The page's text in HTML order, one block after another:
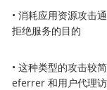
• 消耗应用资源攻击
拒绝服务的目的
• 这种类型的攻击较
eferrer 和用户代理